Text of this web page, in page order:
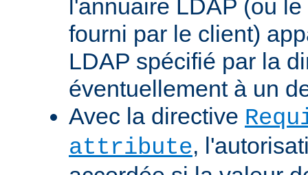
l'annuaire LDAP (ou
fourni par le client)
LDAP spécifié par la
éventuellement à un
Avec la directive
attribute,